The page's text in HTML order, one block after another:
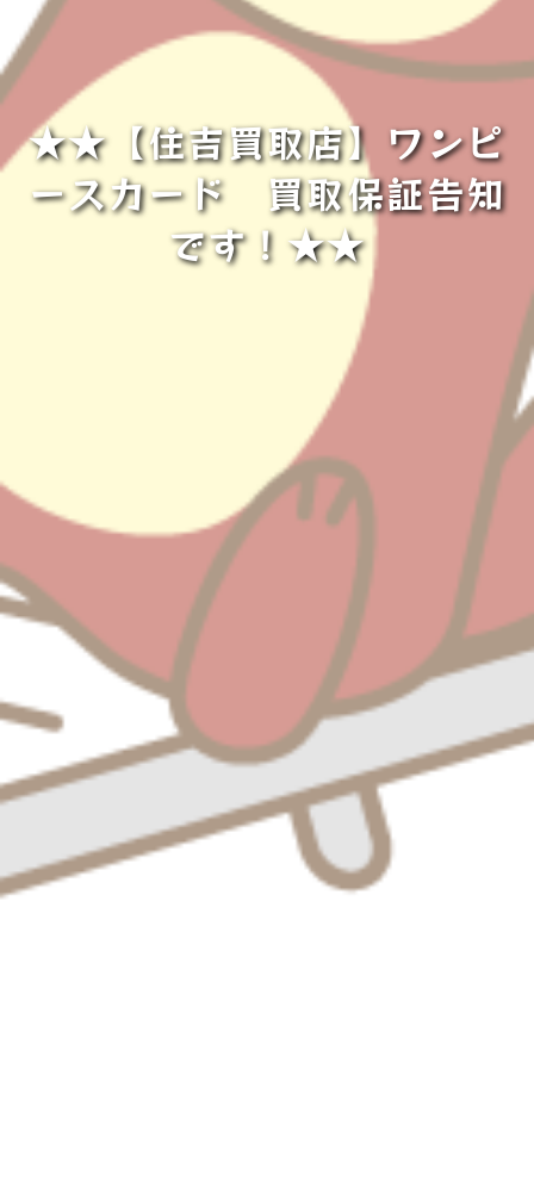
★★【住吉買取店】ワンピ
ースカード 買取保証告知
です！★★